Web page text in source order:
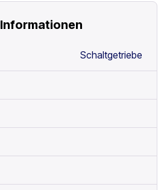
Informationen
Schaltgetriebe